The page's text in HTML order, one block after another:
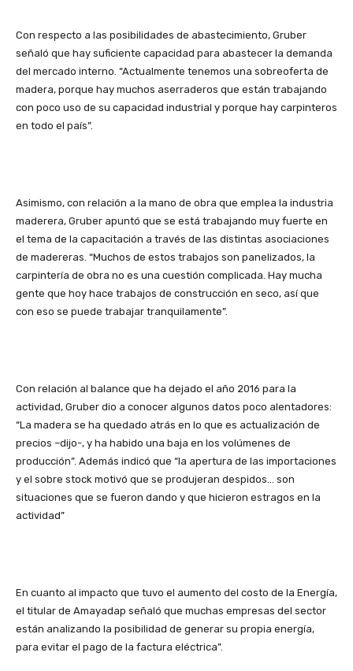
Con respecto a las posibilidades de abastecimiento, Gruber
señaló que hay suficiente capacidad para abastecer la demanda
del mercado interno. “Actualmente tenemos una sobreoferta de
madera, porque hay muchos aserraderos que están trabajando
con poco uso de su capacidad industrial y porque hay carpinteros
en todo el país”.
Asimismo, con relación a la mano de obra que emplea la industria
maderera, Gruber apuntó que se está trabajando muy fuerte en
el tema de la capacitación a través de las distintas asociaciones
de madereras. “Muchos de estos trabajos son panelizados, la
carpintería de obra no es una cuestión complicada. Hay mucha
gente que hoy hace trabajos de construcción en seco, así que
con eso se puede trabajar tranquilamente”.
Con relación al balance que ha dejado el año 2016 para la
actividad, Gruber dio a conocer algunos datos poco alentadores:
“La madera se ha quedado atrás en lo que es actualización de
precios –dijo-, y ha habido una baja en los volúmenes de
producción”. Además indicó que “la apertura de las importaciones
y el sobre stock motivó que se produjeran despidos… son
situaciones que se fueron dando y que hicieron estragos en la
actividad”
En cuanto al impacto que tuvo el aumento del costo de la Energía,
el titular de Amayadap señaló que muchas empresas del sector
están analizando la posibilidad de generar su propia energía,
para evitar el pago de la factura eléctrica”.